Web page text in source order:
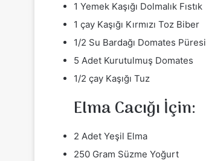
1 Yemek Kaşığı Dolmalık Fıstık
1 çay Kaşığı Kırmızı Toz Biber
1/2 Su Bardağı Domates Püresi
5 Adet Kurutulmuş Domates
1/2 çay Kaşığı Tuz
Elma Cacığı İçin:
2 Adet Yeşil Elma
250 Gram Süzme Yoğurt